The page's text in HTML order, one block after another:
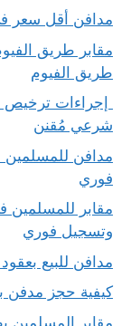
مدافن أقل سعر
مقابر طريق
طريق الفيوم
إجراءات
شرعي مُقنن
مدافن
فوري
مقابر للمسلمين
وتسجيل فوري
مدافن للبيع
كيفية حجز مدفن
مقابر المسلمين